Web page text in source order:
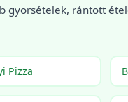
gyorsételek, rántott
Pizza